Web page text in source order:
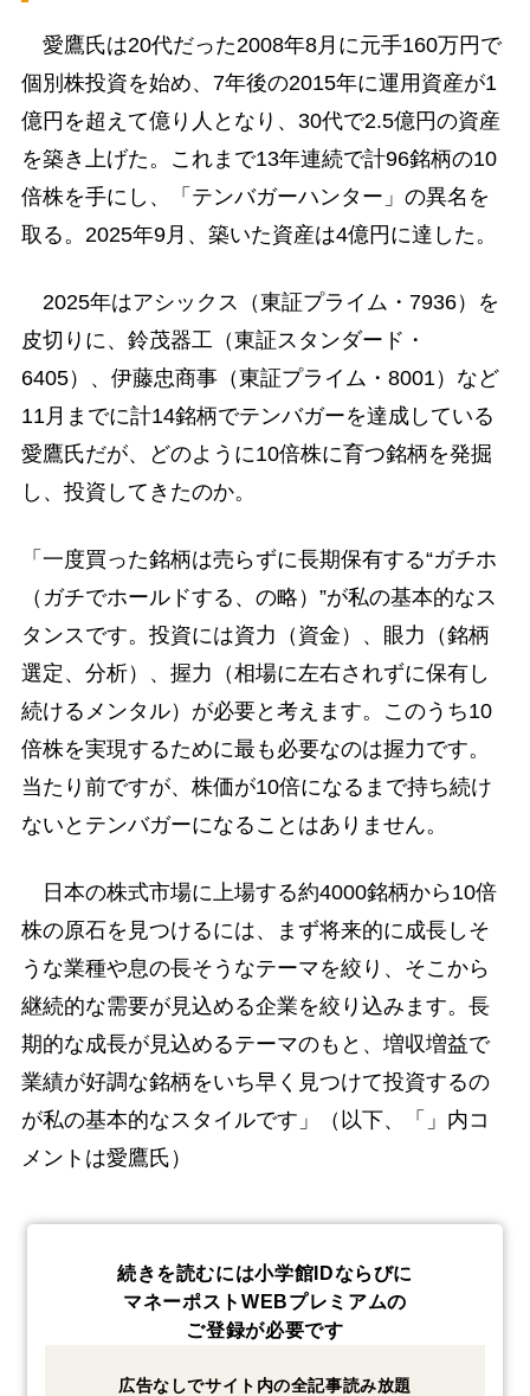
愛鷹氏は20代だった2008年8月に元手160万円で
個別株投資を始め、7年後の2015年に運用資産が1
億円を超えて億り人となり、30代で2.5億円の資産
を築き上げた。これまで13年連続で計96銘柄の10
倍株を手にし、「テンバガーハンター」の異名を
取る。2025年9月、築いた資産は4億円に達した。
2025年はアシックス（東証プライム・7936）を
皮切りに、鈴茂器工（東証スタンダード・
6405）、伊藤忠商事（東証プライム・8001）など
11月までに計14銘柄でテンバガーを達成している
愛鷹氏だが、どのように10倍株に育つ銘柄を発掘
し、投資してきたのか。
「一度買った銘柄は売らずに長期保有する“ガチホ
（ガチでホールドする、の略）”が私の基本的なス
タンスです。投資には資力（資金）、眼力（銘柄
選定、分析）、握力（相場に左右されずに保有し
続けるメンタル）が必要と考えます。このうち10
倍株を実現するために最も必要なのは握力です。
当たり前ですが、株価が10倍になるまで持ち続け
ないとテンバガーになることはありません。
日本の株式市場に上場する約4000銘柄から10倍
株の原石を見つけるには、まず将来的に成長しそ
うな業種や息の長そうなテーマを絞り、そこから
継続的な需要が見込める企業を絞り込みます。長
期的な成長が見込めるテーマのもと、増収増益で
業績が好調な銘柄をいち早く見つけて投資するの
が私の基本的なスタイルです」（以下、「」内コ
メントは愛鷹氏）
続きを読むには小学館IDならびに
マネーポストWEBプレミアムの
ご登録が必要です
広告なしでサイト内の全記事読み放題